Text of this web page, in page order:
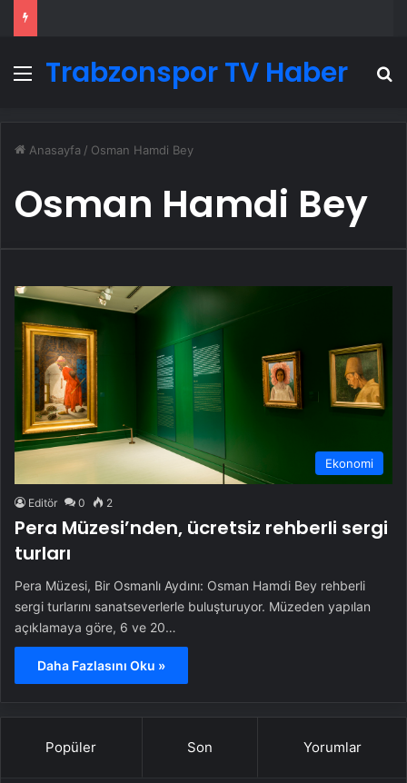
Menü
Trabzonspor TV Haber
Anasayfa / Osman Hamdi Bey
Osman Hamdi Bey
Ekonomi
Editör 0 2
Pera Müzesi’nden, ücretsiz rehberli sergi
turları
Pera Müzesi, Bir Osmanlı Aydını: Osman Hamdi Bey rehberli
sergi turlarını sanatseverlerle buluşturuyor. Müzeden yapılan
açıklamaya göre, 6 ve 20…
Daha Fazlasını Oku »
Popüler Son Yorumlar